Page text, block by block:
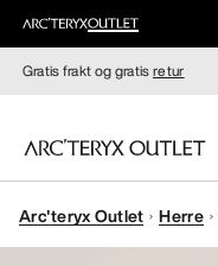
Gratis frakt og gratisretur
DAMER
Arc'teryx Outlet Herre